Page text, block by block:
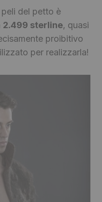
del petto è
2.499 sterline, quasi
proibitivo
per realizzarla!